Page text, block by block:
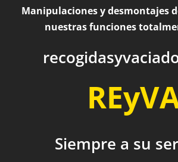
Manipulaciones y desmontajes
nuestras funciones
Siempre a su